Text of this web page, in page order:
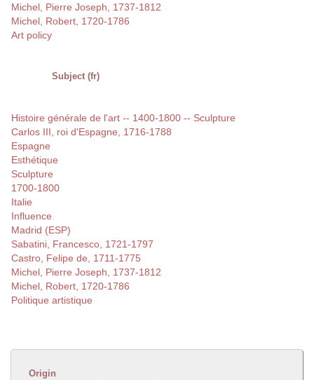
Michel, Pierre Joseph, 1737-1812
Michel, Robert, 1720-1786
Art policy
Subject (fr)
Histoire générale de l'art -- 1400-1800 -- Sculpture
Carlos III, roi d'Espagne, 1716-1788
Espagne
Esthétique
Sculpture
1700-1800
Italie
Influence
Madrid (ESP)
Sabatini, Francesco, 1721-1797
Castro, Felipe de, 1711-1775
Michel, Pierre Joseph, 1737-1812
Michel, Robert, 1720-1786
Politique artistique
Origin